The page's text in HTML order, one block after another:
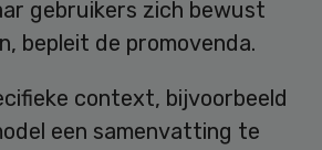
gebruikers zich bewust
bepleit de promovenda.
context, bijvoorbeeld
een samenvatting te